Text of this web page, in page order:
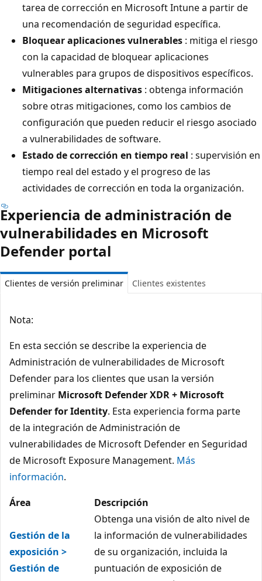
tarea de corrección en Microsoft Intune a partir de
una recomendación de seguridad específica.
Bloquear aplicaciones vulnerables : mitiga el riesgo
con la capacidad de bloquear aplicaciones
vulnerables para grupos de dispositivos específicos.
Mitigaciones alternativas : obtenga información
sobre otras mitigaciones, como los cambios de
configuración que pueden reducir el riesgo asociado
a vulnerabilidades de software.
Estado de corrección en tiempo real : supervisión en
tiempo real del estado y el progreso de las
actividades de corrección en toda la organización.
Experiencia de administración de
vulnerabilidades en Microsoft
Defender portal
Clientes de versión preliminar Clientes existentes
Nota:
En esta sección se describe la experiencia de
Administración de vulnerabilidades de Microsoft
Defender para los clientes que usan la versión
preliminar Microsoft Defender XDR + Microsoft
Defender for Identity. Esta experiencia forma parte
de la integración de Administración de
vulnerabilidades de Microsoft Defender en Seguridad
de Microsoft Exposure Management. Más
información.
Área
Descripción
Gestión de la
exposición >
Gestión de
Obtenga una visión de alto nivel de
la información de vulnerabilidades
de su organización, incluida la
puntuación de exposición de